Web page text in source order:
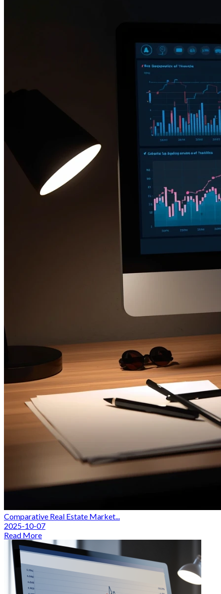
Comparative Real Estate Market...
2025-10-07
Read More